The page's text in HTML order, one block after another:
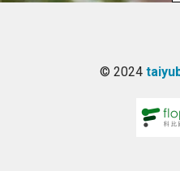
© 2024